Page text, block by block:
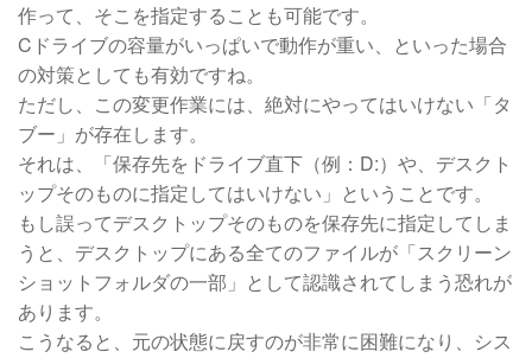
作って、そこを指定することも可能です。
Cドライブの容量がいっぱいで動作が重い、といった場合
の対策としても有効ですね。
ただし、この変更作業には、絶対にやってはいけない「タ
ブー」が存在します。
それは、「保存先をドライブ直下（例：D:）や、デスクト
ップそのものに指定してはいけない」ということです。
もし誤ってデスクトップそのものを保存先に指定してしま
うと、デスクトップにある全てのファイルが「スクリーン
ショットフォルダの一部」として認識されてしまう恐れが
あります。
こうなると、元の状態に戻すのが非常に困難になり、シス